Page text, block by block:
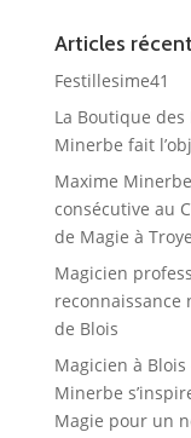
Articles
Festillesime41
La Boutique
Minerbe fait
Maxime
consécutive au
de Magie à
Magicien
reconnaissance
de Blois
Magicien à
Minerbe
Magie pour un